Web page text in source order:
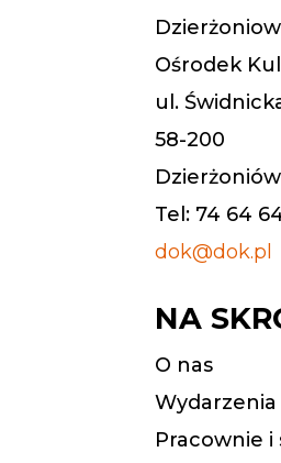
Ośrodek
ul.
58-200
Dzierżoniów
Tel: 74 64
dok@dok.pl
NA
O nas
Wydarzenia
Pracownie i